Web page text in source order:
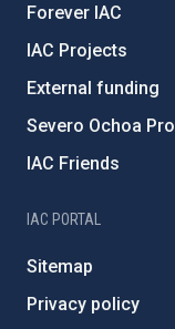
Forever IAC
IAC Projects
External funding
Severo Ochoa
IAC Friends
IAC PORTAL
Sitemap
Privacy policy